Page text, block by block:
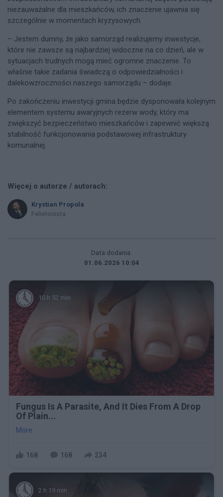
niezauważalne dla mieszkańców, ich znaczenie ujawnia się
szczególnie w momentach kryzysowych.
– Jestem dumny, że jako samorząd realizujemy inwestycje,
które nie zawsze są najbardziej widoczne na co dzień, ale w
sytuacjach trudnych mogą mieć ogromne znaczenie. To
właśnie takie zadania świadczą o odpowiedzialności i
dalekowzroczności naszego samorządu – dodaje.
Po zakończeniu inwestycji gmina będzie dysponowała kolejnym
elementem systemu awaryjnych rezerw wody, który ma
zwiększyć bezpieczeństwo mieszkańców i zapewnić większą
stabilność funkcjonowania podstawowej infrastruktury
komunalnej.
Więcej o autorze / autorach:
Krystian Propola
Felietonista
Data dodania:
01.06.2026 10:04
10 h 52 min
Fungus Is A Parasite, And It Dies From A Drop
Of Plain...
More
168 168 234
2 h 19 min